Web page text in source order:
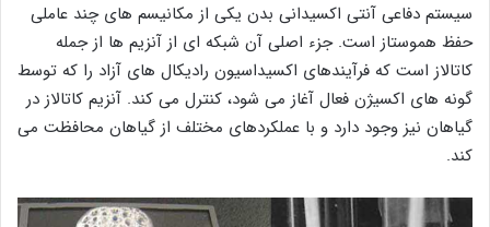
سیستم دفاعی آنتی اکسیدانی بدن یکی از مکانیسم های چند عاملی
حفظ هموستاز است. جزء اصلی آن شبکه ای از آنزیم ها از جمله
کاتالاز است که فرآیندهای اکسیداسیون رادیکال های آزاد را که توسط
گونه های اکسیژن فعال آغاز می شود، کنترل می کند. آنزیم کاتالاز در
گیاهان نیز وجود دارد و با عملکردهای مختلف از گیاهان محافظت می
کند.